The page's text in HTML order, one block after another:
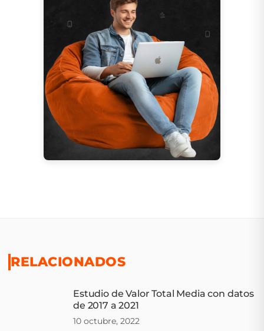
RELACIONADOS
Estudio de Valor Total Media con datos
de 2017 a 2021
10 octubre, 2022